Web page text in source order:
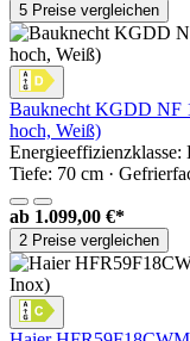
5 Preise vergleichen
Bauknecht KGDD NF
hoch, Weiß)
Energieeffizienzklasse:
Tiefe: 70 cm ·
ab 1.099,00 €*
2 Preise vergleichen